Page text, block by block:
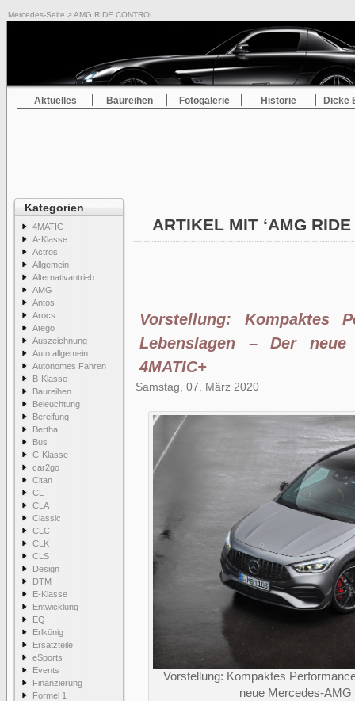
Mercedes-Seite > AMG RIDE CONTROL
Aktuelles Baureihen Fotogalerie Historie Dicke
Kategorien
4MATIC
A-Klasse
Actros
Allgemein
Alternativantrieb
AMG
Antos
Arocs
Atego
Auszeichnung
Auto allgemein
Autonomes Fahren
B-Klasse
Baureihen
Beleuchtung
Bereifung
Bertha
Bus
C-Klasse
car2go
Citan
CL
CLA
Classic
CLC
CLK
CLS
Design
DTM
E-Klasse
Entwicklung
EQ
Erlkönig
Ersatzteile
eSports
Events
Finanzierung
Formel 1
ARTIKEL MIT ‘AMG
Vorstellung: Kompaktes
Lebenslagen – Der neue
4MATIC+
Samstag, 07. März 2020
Vorstellung: Kompaktes
neue Mercedes-